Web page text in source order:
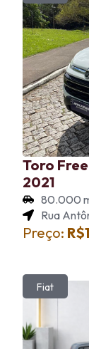
Toro
2021
80.000
Rua
Preço:
Fiat